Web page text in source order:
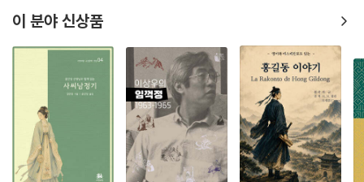
죽암의 적소에 부치다 김광현 寄竹巖謫所 金光炫·426
동짓달에 분매를 감상하다 至月賞盆梅·428
추사 형 조희맹 과 헤어지다 別秋沙兄 趙希孟·429
술자리에서 입에서 나오는 대로 붓을 달리다 酒席口呼走筆·430
또 짓다 又·431
또 짓다 又·432
김 수사 진 이 준 거울을 사례하며 돌려보내다 謝還金水使 鎭 贈鏡·433
직소(直所)에서 동료에게 보이다 계해년(1623, 인조1)에 있어야 한다.
이 분야 신상품